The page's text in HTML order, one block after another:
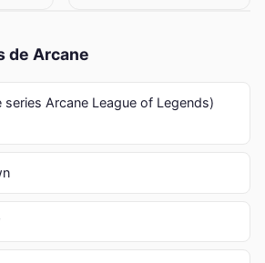
de Arcane
Arcane League of Legends)